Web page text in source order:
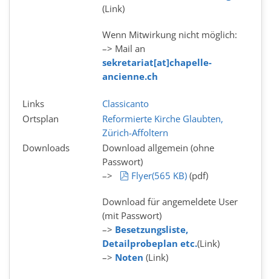
(Link)
Wenn Mitwirkung nicht möglich:
–> Mail an
sekretariat[at]chapelle-
ancienne.ch
Links
Classicanto
Ortsplan
Reformierte Kirche Glaubten,
Zürich-Affoltern
Downloads
Download allgemein (ohne
Passwort)
–>
pdf
Flyer(565 KB) (pdf)
Download für angemeldete User
(mit Passwort)
–> Besetzungsliste,
Detailprobeplan etc.(Link)
–> Noten (Link)